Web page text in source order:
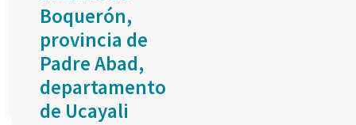
Boquerón,
provincia de
Padre Abad,
departamento
de Ucayali